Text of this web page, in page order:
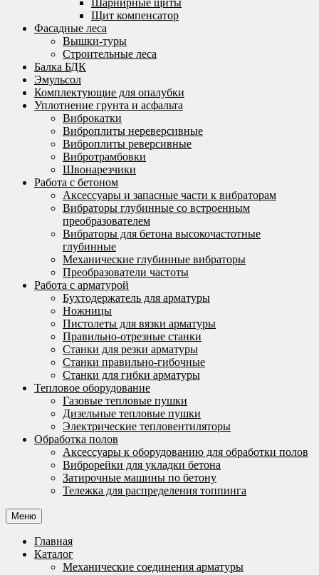
Шарнирные щиты
Щит компенсатор
Фасадные леса
Вышки-туры
Строительные леса
Балка БДК
Эмульсол
Комплектующие для опалубки
Уплотнение грунта и асфальта
Виброкатки
Виброплиты нереверсивные
Виброплиты реверсивные
Вибротрамбовки
Швонарезчики
Работа с бетоном
Аксессуары и запасные части к вибраторам
Вибраторы глубинные со встроенным
преобразователем
Вибраторы для бетона высокочастотные
глубинные
Механические глубинные вибраторы
Преобразователи частоты
Работа с арматурой
Бухтодержатель для арматуры
Ножницы
Пистолеты для вязки арматуры
Правильно-отрезные станки
Станки для резки арматуры
Станки правильно-гибочные
Станки для гибки арматуры
Тепловое оборудование
Газовые тепловые пушки
Дизельные тепловые пушки
Электрические тепловентиляторы
Обработка полов
Аксессуары к оборудованию для обработки полов
Виброрейки для укладки бетона
Затирочные машины по бетону
Тележка для распределения топпинга
Меню
Главная
Каталог
Механические соединения арматуры